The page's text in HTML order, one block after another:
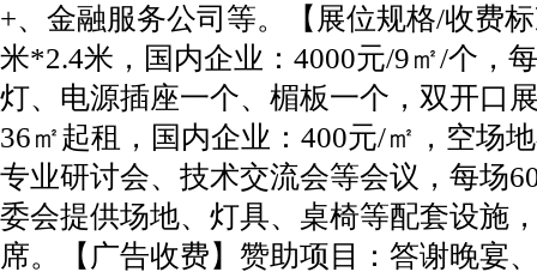
+、金融服务公司等。【展位规格/收费
米*2.4米，国内企业：4000元/9㎡/个，
灯、电源插座一个、楣板一个，双开口
36㎡起租，国内企业：400元/㎡，空场
专业研讨会、技术交流会等会议，每场
委会提供场地、灯具、桌椅等配套设施
席。【广告收费】赞助项目：答谢晚宴